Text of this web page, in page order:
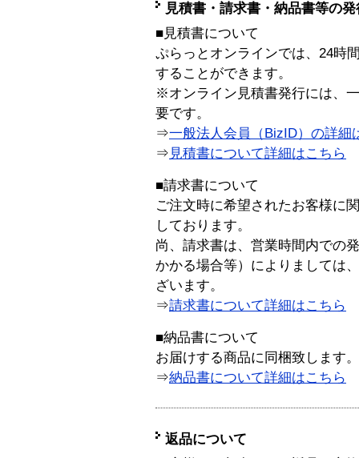
見積書・請求書・納品書等の
■見積書について
ぷらっとオンラインでは、24時
することができます。
※オンライン見積書発行には、
要です。
⇒一般法人会員（BizID）の詳細
⇒ 見積書について詳細はこちら
■請求書について
ご注文時に希望されたお客様に
しております。
尚、請求書は、営業時間内での
かかる場合等）によりましては
ざいます。
⇒請求書について詳細はこちら
■納品書について
お届けする商品に同梱致します。
⇒納品書について詳細はこちら
返品について